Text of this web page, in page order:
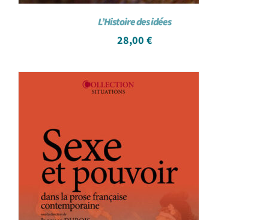
L’Histoire des idées
28,00 €